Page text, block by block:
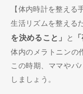
【体内時計を整える
生活リズムを整える
を決めること」
と
体内のメラトニンの
この時期、ママやパ
しましょう。